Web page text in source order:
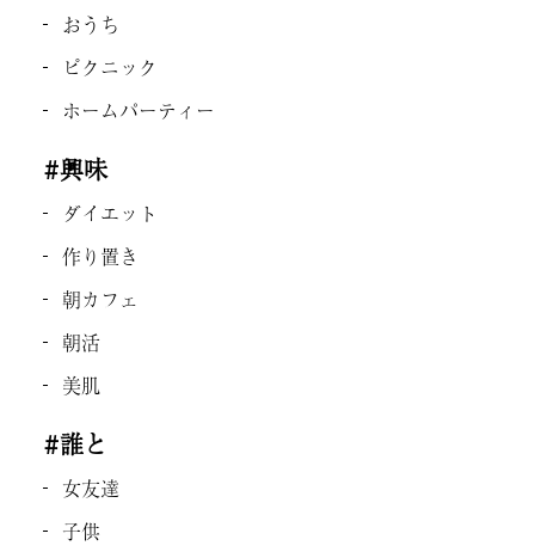
おうち
ピクニック
ホームパーティー
#興味
ダイエット
作り置き
朝カフェ
朝活
美肌
#誰と
女友達
子供